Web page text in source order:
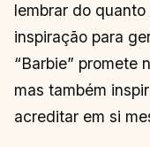
lembrar do
inspiração para
“Barbie” promete
mas também
acreditar em si